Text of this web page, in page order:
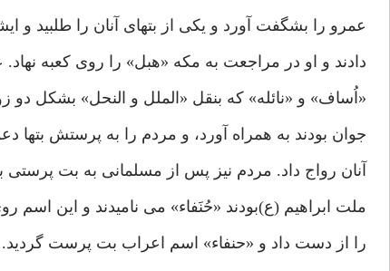
عمرو را بشگفت آورد و یکی از بتهای آنان را طلبید و
دادند و او در مراجعت به مکه «هبل» را روی کعبه نهاد.
«اُساف» و «نائله» که بنقل «الملل و النحل» بشکل دو
جوان بودند به همراه آورد، و مردم را به پرستش بتها
آنان رواج داد. مردم نیز پس از مسلمانی به بت پرستی
ملت ابراهیم (ع)بودند «حُنَفاء» می نامیدند و این اسم
را از دست داد و «حنفاء» اسم اعراب بت پرست گردید.